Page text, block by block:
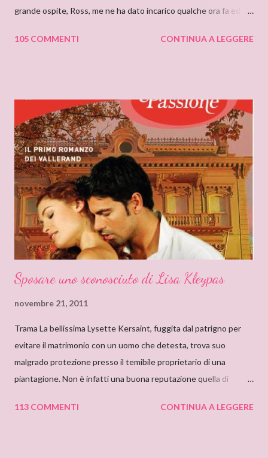
grande ospite, Ross, me ne ha dato incarico qualche ora fa ed io,
sensazione non saprei individuarlo, è una sensazione strana e
non erano solo favole per bambini. Quando andavo a trovare mia
zia mi soffermavo davanti ad una libreria che lei teneva nel
soggiorno e lì leggevo i titoli dei libri esposti cercando
l’ispirazione. Fu così che un giorno sfiorai con le dita la costina di
un Delly. Lo presi in prestito e iniziò così la mia conoscenza. Non
so quanto ci misi a leggerlo e non so neanche se il primo mi
piacque. So però che quando leggo il nome Delly, qua...
105 COMMENTI CONTINUA A LEGGERE
Sposare uno sconosciuto di Lisa Kleypas
novembre 21, 2011
Trama La bellissima Lysette Kersaint, fuggita dal patrigno per
evitare il matrimonio con un uomo che detesta, trova suo
malgrado protezione presso il temibile proprietario di una
piantagione. Non è infatti una buona reputazione quella di
collere, e con un misterioso passato. Addirittura si mormora che
113 COMMENTI CONTINUA A LEGGERE